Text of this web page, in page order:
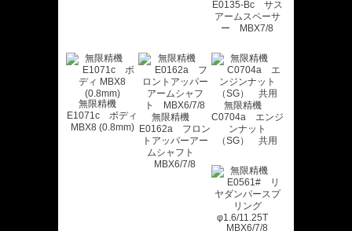
E0135-Bc サス
アームスペーサ
ー MBX7/8
無限精機
E1071c ボディ
MBX8 (0.8mm)
無限精機
E0162a フロン
トアッパーアー
ムシャフト
MBX6/7/8
無限精機
C0704a エンジ
ンナット
（SG） 共用